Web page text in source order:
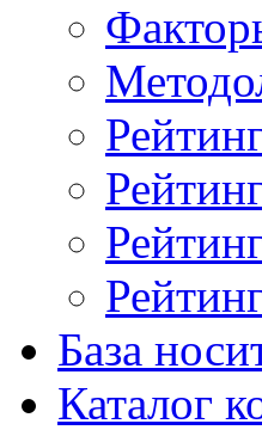
База
Каталог